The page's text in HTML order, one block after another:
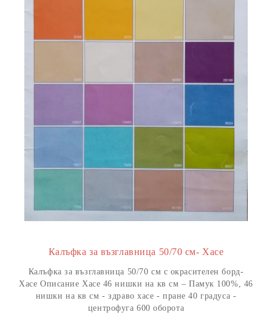
Калъфка за възглавница 50/70 см- Хасе
Калъфка за възглавница 50/70 см с окрасителен борд-
Хасе Описание Хасе 46 нишки на кв см – Памук 100%, 46
нишки на кв см - здраво хасе - пране 40 градуса -
центрофуга 600 оборота